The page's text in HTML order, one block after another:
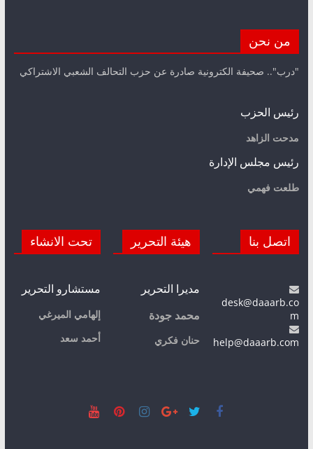
من نحن
"درب".. صحيفة الكترونية صادرة عن حزب التحالف الشعبي الاشتراكي
رئيس الحزب
مدحت الزاهد
رئيس مجلس الإدارة
طلعت فهمي
اتصل بنا
desk@daaarb.co
m
help@daaarb.com
هيئة التحرير
مديرا التحرير
محمد جودة
حنان فكري
تحت الانشاء
مستشارو التحرير
إلهامي الميرغي
أحمد سعد